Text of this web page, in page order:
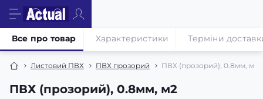
Листовий ПВХ ПВХ прозорий ПВХ (прозорий), 0.8мм, м2
ПВХ (прозорий), 0.8мм, м2
Все про товар Характеристики Терміни